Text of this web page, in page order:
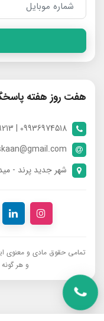
هفت روز هفته
09936974518 | 09024929213 | 09398370112
شهر جدید پرند -
تمامی حقوق مادی و معنوی
و هر گونه